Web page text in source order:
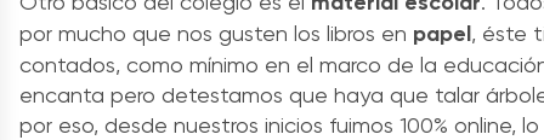
por mucho que nos gusten los libros en papel, éste
contados, como mínimo en el marco de la
encanta pero detestamos que haya que talar
por eso, desde nuestros inicios fuimos 100% online,